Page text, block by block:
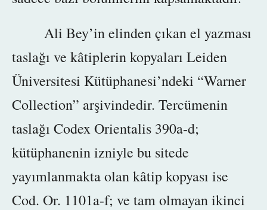
Ali Bey’in elinden çıkan el yazması
taslağı ve kâtiplerin kopyaları Leiden
Üniversitesi Kütüphanesi’ndeki “Warner
Collection” arşivindedir. Tercümenin
taslağı Codex Orientalis 390a-d;
kütüphanenin izniyle bu sitede
yayımlanmakta olan kâtip kopyası ise
Cod. Or. 1101a-f; ve tam olmayan ikinci